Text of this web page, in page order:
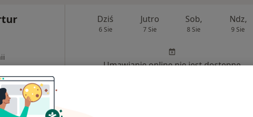
Dziś
6 Sie
Jutro
7 Sie
Sob,
8 Sie
Ndz,
9 Sie
Umawianie online nie jest dostępne